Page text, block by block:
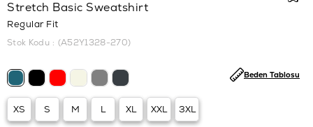
Stretch Basic Sweatshirt
Regular Fit
Stok Kodu (A52Y1328-270)
XS S M L XL XXL 3XL
Beden Tablosu